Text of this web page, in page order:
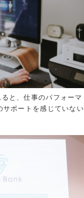
と、仕事のパフォーマ
サポートを感じていない